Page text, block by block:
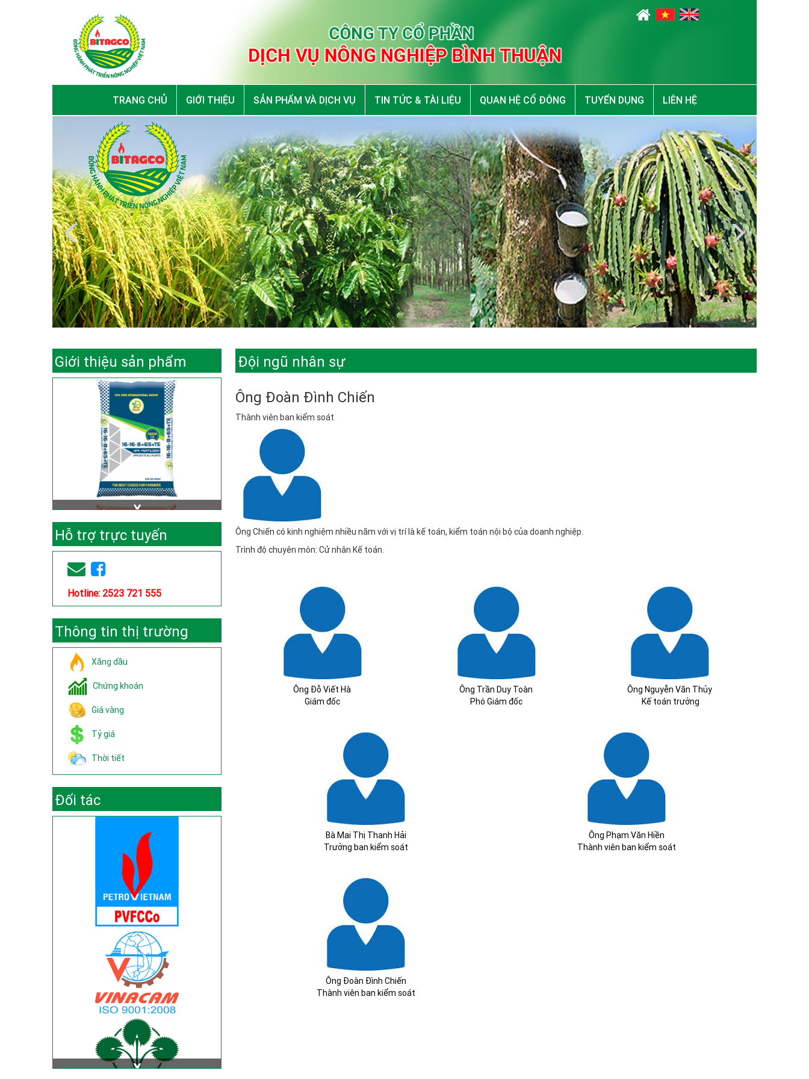
TRANG CHỦ GIỚI THIỆU SẢN PHẨM VÀ DỊCH VỤ TIN TỨC & TÀI LIỆU QUAN HỆ CỔ ĐÔNG TUYỂN DỤNG LIÊN HỆ
Giới thiệu sản phẩm
Hỗ trợ trực tuyến
Hotline: 2523 721 555
Thông tin thị trường
Xăng dầu
Chứng khoán
Giá vàng
Tỷ giá
Thời tiết
Đối tác
Đội ngũ nhân sự
Ông Đoàn Đình Chiến
Thành viên ban kiểm soát
Ông Chiến có kinh nghiệm nhiều năm với vị trí là kế toán, kiểm toán nội bộ của doanh nghiệp.
Trình độ chuyên môn: Cử nhân Kế toán.
Ông Đỗ Viết Hà
Giám đốc
Ông Trần Duy Toàn
Phó Giám đốc
Ông Nguyễn Văn Thủy
Kế toán trưởng
Bà Mai Thị Thanh Hải
Trưởng ban kiểm soát
Ông Phạm Văn Hiền
Thành viên ban kiểm soát
Ông Đoàn Đình Chiến
Thành viên ban kiểm soát